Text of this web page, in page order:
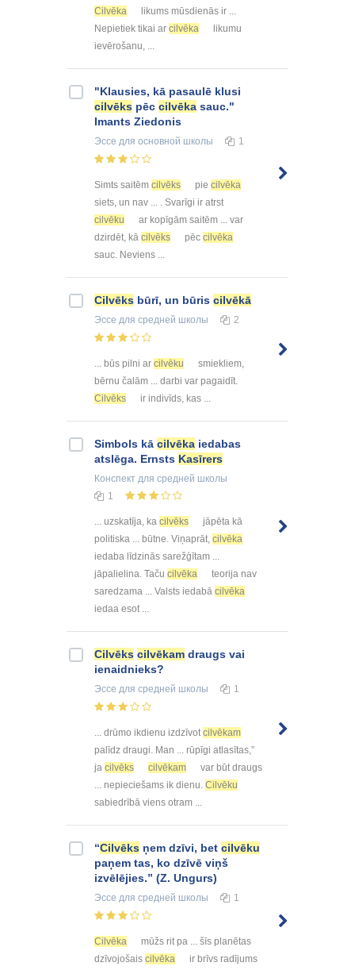
Cilvēka
likums mūsdienās ir ...
Nepietiek tikai ar cilvēka
likumu
ievērošanu, ...
"Klausies, kā pasaulē klusi
cilvēks pēc cilvēka sauc."
Imants Ziedonis
Эссе для основной школы 1
Simts saitēm cilvēks pie cilvēka
siets, un nav ... . Svarīgi ir atrst
cilvēku
ar kopīgām saitēm ... var
dzirdēt, kā cilvēks pēc cilvēka
sauc. Neviens ...
Cilvēks būrī, un būris cilvēkā
Эссе для средней школы 2
... būs pilni ar cilvēku
smiekliem,
bērnu čalām ... darbi var pagaidīt.
Cilvēks
ir indivīds, kas ...
Simbols kā cilvēka iedabas
atslēga. Ernsts Kasīrers
Конспект для средней школы
1
... uzskatīja, ka cilvēks
jāpēta kā
politiska ... būtne. Viņaprāt, cilvēka
iedaba līdzinās sarežģītam ...
jāpalielina. Taču cilvēka
teorija nav
saredzama ... Valsts iedabā cilvēka
iedaa esot ...
Cilvēks cilvēkam draugs vai
ienaidnieks?
Эссе для средней школы 1
... drūmo ikdienu izdzīvotcilvēkam
palīdz draugi. Man ... rūpīgi atlasītas,”
ja cilvēks cilvēkam
var būt draugs
... nepieciešams ik dienu. Cilvēku
sabiedrībā viens otram ...
“Cilvēks ņem dzīvi, bet cilvēku
paņem tas, ko dzīvē viņš
izvēlējies.” (Z. Ungurs)
Эссе для средней школы 1
Cilvēka
mūžs rit pa ... šīs planētas
dzīvojošais cilvēka
ir brīvs radījums